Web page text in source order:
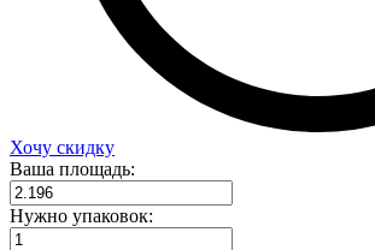
Хочу скидку
Ваша площадь:
Нужно упаковок: